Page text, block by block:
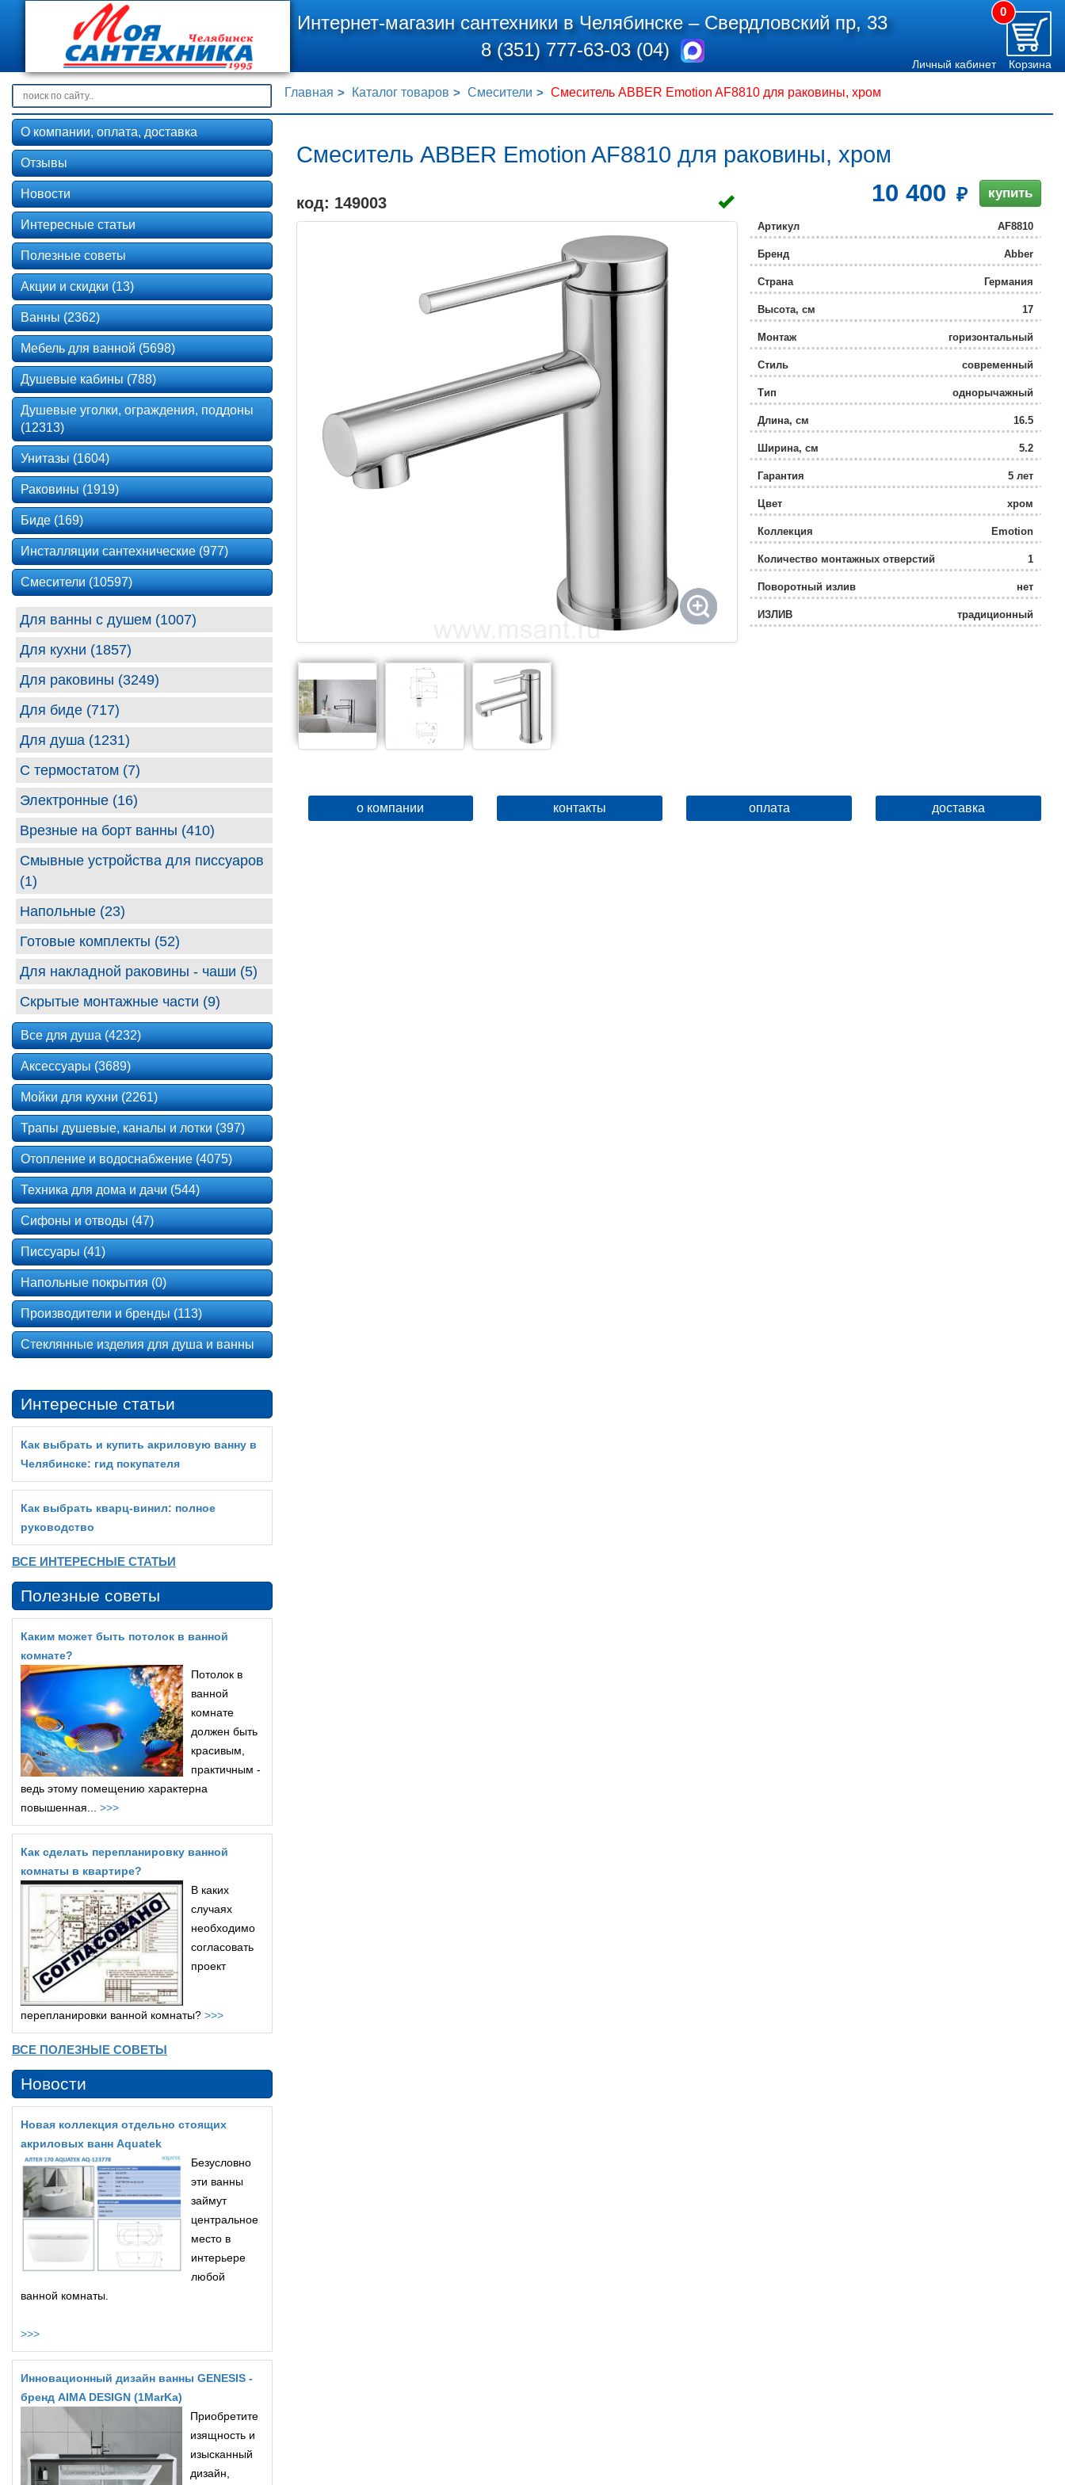
Интернет-магазин сантехники в Челябинске –Свердловский пр, 33
8 (351) 777-63-03 (04)
0
Личный кабинет Корзина
Главная Каталог товаров Смесители Смеситель ABBER Emotion AF8810 для раковины, хром
Смеситель ABBER Emotion AF8810 для раковины, хром
код: 149003 10 400 купить
Артикул AF8810
Бренд Abber
Страна Германия
Высота, см 17
Монтаж
горизонтальный
(стандартный)
Стиль
современный
Тип однорычажный
Длина, см 16.5
Ширина, см 5.2
Гарантия 5 лет
Цвет хром
Коллекция Emotion
Количество монтажных отверстий 1
Поворотный излив нет
ИЗЛИВ традиционный
о компании контакты оплата доставка
О компании, оплата, доставка
Отзывы
Новости
Интересные статьи
Полезные советы
Акции и скидки (13)
Ванны (2362)
Мебель для ванной (5698)
Душевые кабины (788)
Душевые уголки, ограждения, поддоны
(12313)
Унитазы (1604)
Раковины (1919)
Биде (169)
Инсталляции сантехнические (977)
Смесители (10597)
Для ванны с душем (1007)
Для кухни (1857)
Для раковины (3249)
Для биде (717)
Для душа (1231)
С термостатом (7)
Электронные (16)
Врезные на борт ванны (410)
Смывные устройства для писсуаров
(1)
Напольные (23)
Готовые комплекты (52)
Для накладной раковины - чаши (5)
Скрытые монтажные части (9)
Все для душа (4232)
Аксессуары (3689)
Мойки для кухни (2261)
Трапы душевые, каналы и лотки (397)
Отопление и водоснабжение (4075)
Техника для дома и дачи (544)
Сифоны и отводы (47)
Писсуары (41)
Напольные покрытия (0)
Производители и бренды (113)
Стеклянные изделия для душа и ванны
Интересные статьи
Как выбрать и купить акриловую ванну в
Челябинске: гид покупателя
Как выбрать кварц‑винил: полное
руководство
ВСЕ ИНТЕРЕСНЫЕ СТАТЬИ
Полезные советы
Каким может быть потолок в ванной
комнате?
Потолок в
ванной
комнате
должен быть
красивым,
практичным -
ведь этому помещению характерна
повышенная... >>>
Как сделать перепланировку ванной
комнаты в квартире?
В каких
случаях
необходимо
согласовать
проект
перепланировки ванной комнаты? >>>
ВСЕ ПОЛЕЗНЫЕ СОВЕТЫ
Новости
Новая коллекция отдельно стоящих
акриловых ванн Aquatek
Безусловно
эти ванны
займут
центральное
место в
интерьере
любой
ванной комнаты.
>>>
Инновационный дизайн ванны GENESIS -
бренд AIMA DESIGN (1MarKa)
Приобретите
изящность и
изысканный
дизайн,